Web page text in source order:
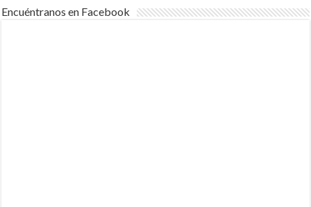
Encuéntranos en Facebook